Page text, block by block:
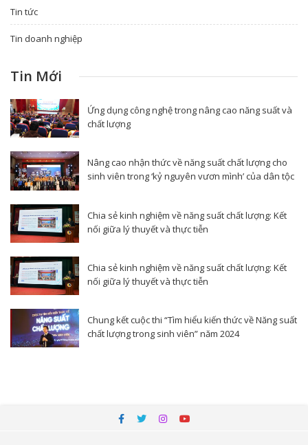
Tin tức
Tin doanh nghiệp
Tin Mới
Ứng dụng công nghệ trong nâng cao năng suất và
chất lượng
Nâng cao nhận thức về năng suất chất lượng cho
sinh viên trong ‘kỷ nguyên vươn mình’ của dân tộc
Chia sẻ kinh nghiệm về năng suất chất lượng: Kết
nối giữa lý thuyết và thực tiễn
Chia sẻ kinh nghiệm về năng suất chất lượng: Kết
nối giữa lý thuyết và thực tiễn
Chung kết cuộc thi “Tìm hiểu kiến thức về Năng suất
chất lượng trong sinh viên” năm 2024